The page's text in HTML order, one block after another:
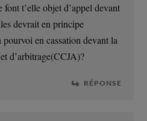
t’elle objet d’appel devant
devrait en principe
en cassation devant la
d’arbitrage(CCJA)?
RÉPONSE